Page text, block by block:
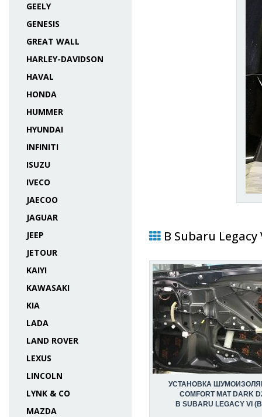
GEELY
GENESIS
GREAT WALL
HARLEY-DAVIDSON
HAVAL
HONDA
HUMMER
HYUNDAI
INFINITI
ISUZU
IVECO
JAECOO
JAGUAR
JEEP
JETOUR
KAIYI
KAWASAKI
KIA
LADA
LAND ROVER
LEXUS
LINCOLN
LYNK & CO
MAZDA
В Subaru Legacy
УСТАНОВКА
COMFORT MAT DARK
В SUBARU LEGACY VI